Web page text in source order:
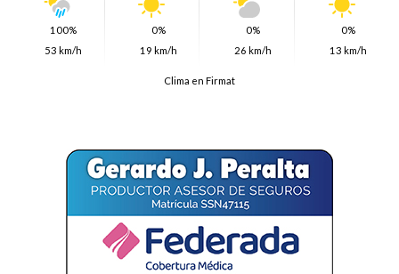
100%
53 km/h
0%
19 km/h
0%
26 km/h
0%
13 km/h
Clima en Firmat